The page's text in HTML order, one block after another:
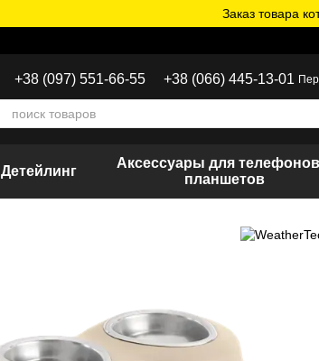
Заказ товара
+38 (097) 551-66-55 +38 (066) 445-13-01
Детейлинг
Аксессуары для
планшетов